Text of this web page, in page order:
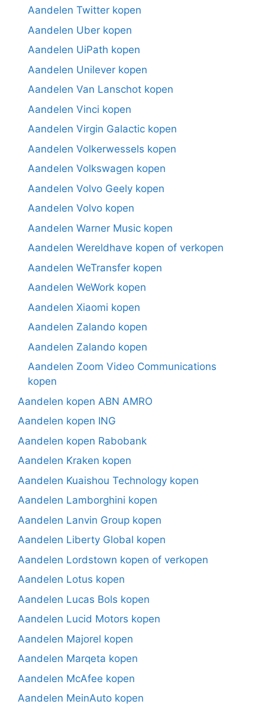
Aandelen Twitter kopen
Aandelen Uber kopen
Aandelen UiPath kopen
Aandelen Unilever kopen
Aandelen Van Lanschot kopen
Aandelen Vinci kopen
Aandelen Virgin Galactic kopen
Aandelen Volkerwessels kopen
Aandelen Volkswagen kopen
Aandelen Volvo Geely kopen
Aandelen Volvo kopen
Aandelen Warner Music kopen
Aandelen Wereldhave kopen of verkopen
Aandelen WeTransfer kopen
Aandelen WeWork kopen
Aandelen Xiaomi kopen
Aandelen Zalando kopen
Aandelen Zalando kopen
Aandelen Zoom Video Communications
kopen
Aandelen kopen ABN AMRO
Aandelen kopen ING
Aandelen kopen Rabobank
Aandelen Kraken kopen
Aandelen Kuaishou Technology kopen
Aandelen Lamborghini kopen
Aandelen Lanvin Group kopen
Aandelen Liberty Global kopen
Aandelen Lordstown kopen of verkopen
Aandelen Lotus kopen
Aandelen Lucas Bols kopen
Aandelen Lucid Motors kopen
Aandelen Majorel kopen
Aandelen Marqeta kopen
Aandelen McAfee kopen
Aandelen MeinAuto kopen